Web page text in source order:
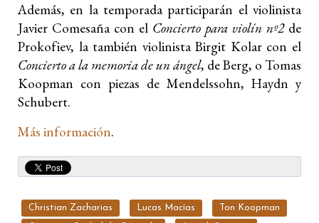
Además, en la temporada participarán el violinista
Javier Comesaña con el Concierto para violín nº2de
Prokofiev, la también violinista Birgit Kolar con el
Concierto a la memoria de un ángel, de Berg, o Tomas
Koopman con piezas de Mendelssohn, Haydn y
Schubert.
Más información.
Christian Zacharias Lucas Macías Ton Koopman